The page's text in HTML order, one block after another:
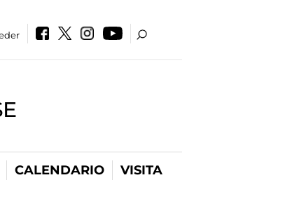
CALENDARIO VISITA